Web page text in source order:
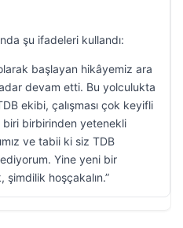
şu ifadeleri kullandı:
başlayan hikâyemiz ara
devam etti. Bu yolculukta
ekibi, çalışması çok keyifli
birbirinden yetenekli
ve tabii ki siz TDB
Yine yeni bir
hoşçakalın.”